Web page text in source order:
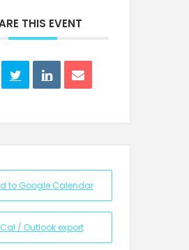
THIS EVENT
to Google Calendar
/ Outlook export